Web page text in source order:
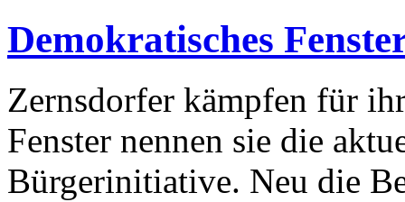
Demokratisches
Zernsdorfer kämpfen für
Fenster nennen sie die
Bürgerinitiative. Neu die